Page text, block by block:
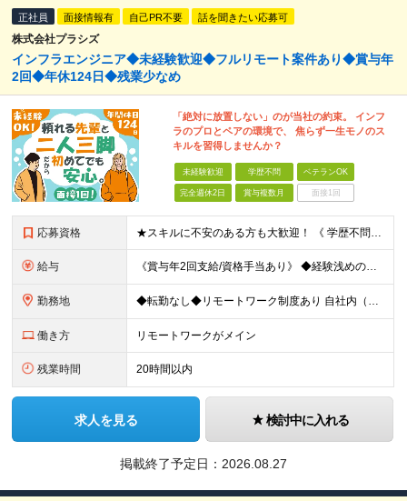
正社員 面接情報有 自己PR不要 話を聞きたい応募可
株式会社プラシズ
インフラエンジニア◆未経験歓迎◆フルリモート案件あり◆賞与年
2回◆年休124日◆残業少なめ
「絶対に放置しない」のが当社の約束。 インフ
ラのプロとペアの環境で、 焦らず一生モノのス
キルを習得しませんか？
未経験歓迎 学歴不問 ベテランOK
完全週休2日 賞与複数月 面接1回
応募資格 ★スキルに不安のある方も大歓迎！ 《 学歴不問／未経験歓迎／第二新卒OK 》 ★基本的なPCスキルがあればOK！ まずはお気軽にご応募ください◎ ＼このような方にオススメです！／ 《 未経験の方は
給与 《賞与年2回支給/資格手当あり》 ◆経験浅めの方（2～3年程度） 月給26万円～38万円＋各種手当＋賞与年2回(※賞与昨年度実績) ◆未経験の方 月給23万円～＋各種手当＋賞与年2回(※賞与昨年度実
勤務地 ◆転勤なし◆リモートワーク制度あり 自社内（本社）または東京都内/1都3県のクライアント先 ※案件によってリモートワークも可能です ※ご自身のご希望や居住地を考慮し決定します ※転居を伴う転勤はあり
働き方 リモートワークがメイン
残業時間 20時間以内
求人を見る 検討中に入れる
掲載終了予定日： 2026.08.27